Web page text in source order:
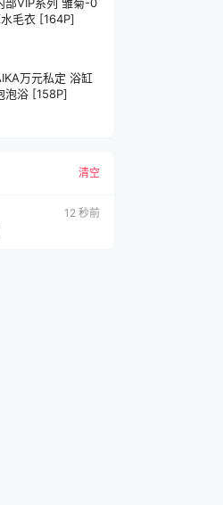
毛衣 [164P]
万元私定 浴缸
泡浴 [158P]
清空
14 秒前